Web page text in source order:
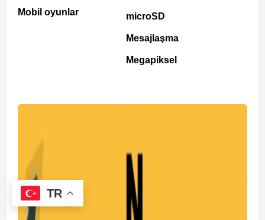
Mobil oyunlar microSD
Mesajlaşma
Megapiksel
TR